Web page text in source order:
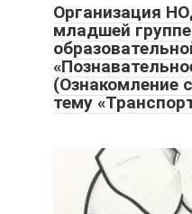
Организация
младшей
(Ознакомление
тему